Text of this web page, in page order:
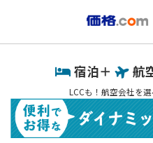
宿泊＋ 航
LCCも！航空会社を